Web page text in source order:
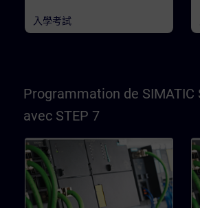
入學考試
Programmation de SIMATIC
avec STEP 7